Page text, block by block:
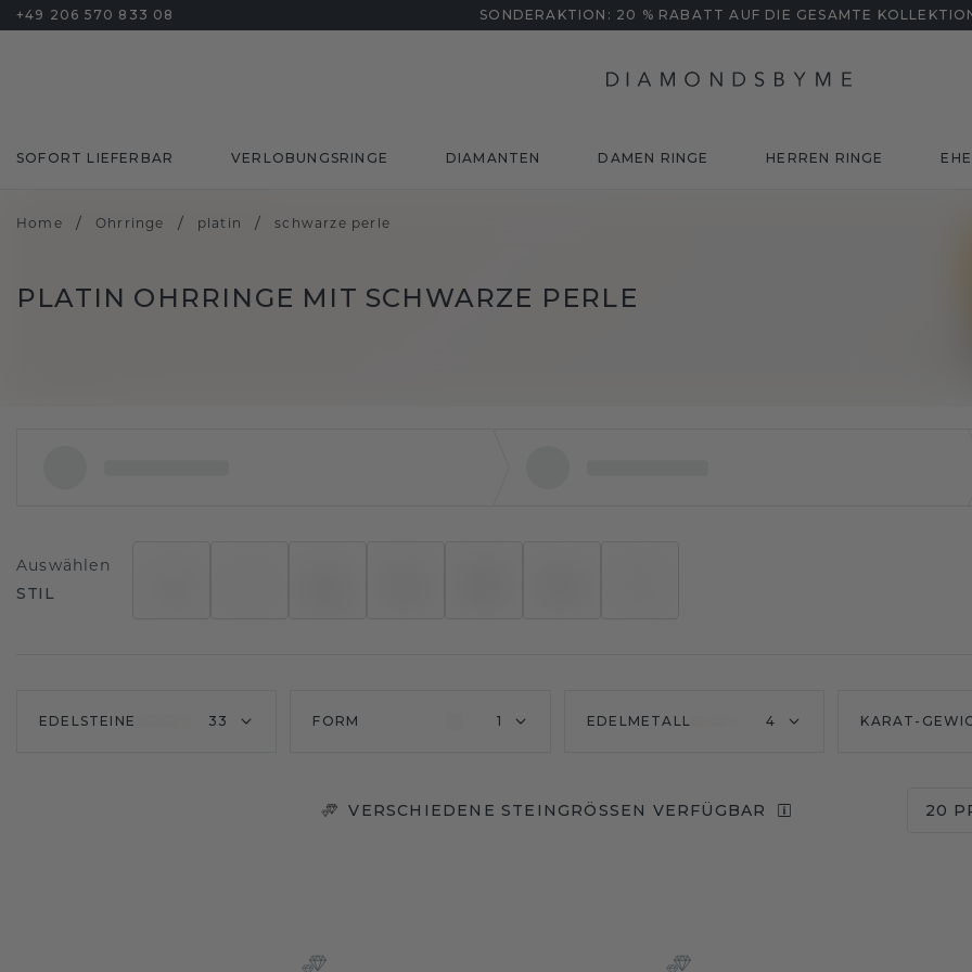
+49 206 570 833 08 SONDERAKTION: 20 % RABATT AUF DIE GESAMTE
SOFORT LIEFERBAR VERLOBUNGSRINGE DIAMANTEN DAMEN RINGE HERREN RINGE
Home / Ohrringe / platin / schwarze perle
PLATIN OHRRINGE MIT SCHWARZE PERLE
Auswählen
STIL
EDELSTEINE 33 FORM 1 EDELMETALL 4 KARAT-
VERSCHIEDENE STEINGRÖSSEN VERFÜGBAR 20